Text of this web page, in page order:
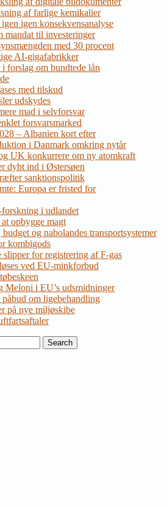
af farlige kemikalier
igen konsekvensanalyse
mandat til investeringer
med 30 procent
AI-gigafabrikker
forslag om bundtede lån
med tilskud
udskydes
mad i selvforsvar
forsvarsmarked
– Albanien kort efter
i Danmark omkring nytår
UK konkurrere om ny atomkraft
dybt ind i Østersøen
sanktionspolitik
Europa er fristed for
i udlandet
opbygge magt
og nabolandes transportsystemer
kombigods
for registrering af F-gas
ved EU-minkforbud
Meloni i EU’s udsmidninger
om ligebehandling
på nye miljøskibe